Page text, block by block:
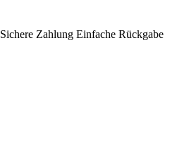
Sichere Zahlung Einfache Rückgabe